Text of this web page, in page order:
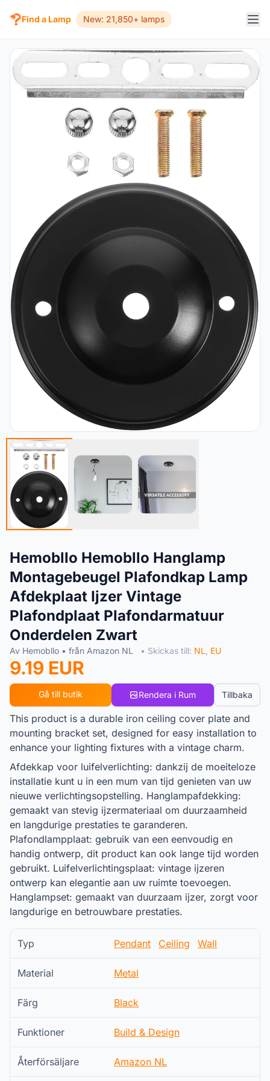
Find a Lamp New: 21,850+ lamps
Hemobllo Hemobllo Hanglamp
Montagebeugel Plafondkap Lamp
Afdekplaat Ijzer Vintage
Plafondplaat Plafondarmatuur
Onderdelen Zwart
Av Hemobllo • från Amazon NL • Skickas till: NL EU
9.19 EUR
Gå till butik Rendera i Rum Tillbaka
This product is a durable iron ceiling cover plate and
mounting bracket set, designed for easy installation to
enhance your lighting fixtures with a vintage charm.
Afdekkap voor luifelverlichting: dankzij de moeiteloze
installatie kunt u in een mum van tijd genieten van uw
nieuwe verlichtingsopstelling. Hanglampafdekking:
gemaakt van stevig ijzermateriaal om duurzaamheid
en langdurige prestaties te garanderen.
Plafondlampplaat: gebruik van een eenvoudig en
handig ontwerp, dit product kan ook lange tijd worden
gebruikt. Luifelverlichtingsplaat: vintage ijzeren
ontwerp kan elegantie aan uw ruimte toevoegen.
Hanglampset: gemaakt van duurzaam ijzer, zorgt voor
langdurige en betrouwbare prestaties.
Typ Pendant Ceiling Wall
Material Metal
Färg Black
Funktioner Build & Design
Återförsäljare Amazon NL